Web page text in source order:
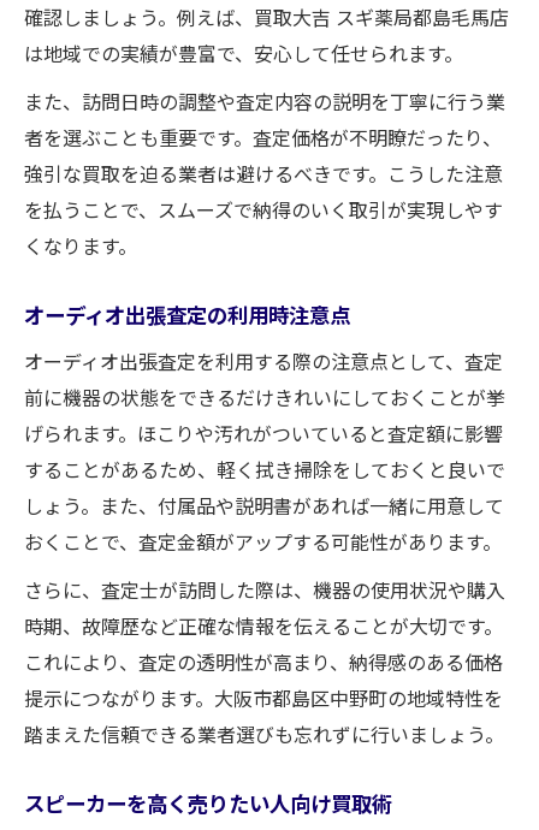
確認しましょう。例えば、買取大吉 スギ薬局都島毛馬店
は地域での実績が豊富で、安心して任せられます。
また、訪問日時の調整や査定内容の説明を丁寧に行う業
者を選ぶことも重要です。査定価格が不明瞭だったり、
強引な買取を迫る業者は避けるべきです。こうした注意
を払うことで、スムーズで納得のいく取引が実現しやす
くなります。
オーディオ出張査定の利用時注意点
オーディオ出張査定を利用する際の注意点として、査定
前に機器の状態をできるだけきれいにしておくことが挙
げられます。ほこりや汚れがついていると査定額に影響
することがあるため、軽く拭き掃除をしておくと良いで
しょう。また、付属品や説明書があれば一緒に用意して
おくことで、査定金額がアップする可能性があります。
さらに、査定士が訪問した際は、機器の使用状況や購入
時期、故障歴など正確な情報を伝えることが大切です。
これにより、査定の透明性が高まり、納得感のある価格
提示につながります。大阪市都島区中野町の地域特性を
踏まえた信頼できる業者選びも忘れずに行いましょう。
スピーカーを高く売りたい人向け買取術